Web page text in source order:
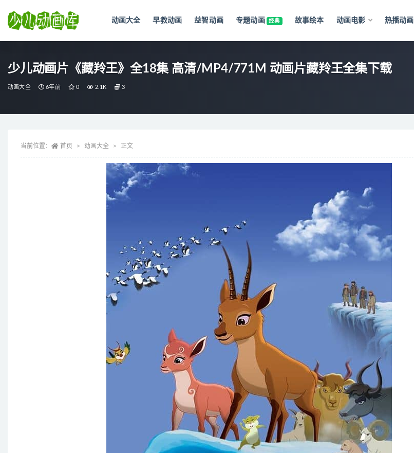
动画大全 早教动画 益智动画 专题动画 经典 故事绘本 动画电影 热播动画
少儿动画片《藏羚王》全18集 高清/MP4/771M 动画片藏羚王全集下载
动画大全 6年前 0 2.1K 3
当前位置： 首页 动画大全 正文